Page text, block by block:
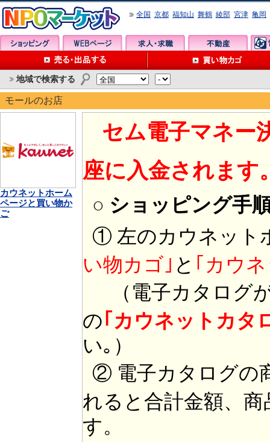
全国 京都 福知山 舞鶴 綾部 宮津 亀岡
地域で検索する
モールのお店
カウネットホーム
ページと買い物か
ご
セム電子マネー
座に入金されます
○ ショッピング手
① 左のカウネット
い物カゴ｣ と ｢カウ
（電子カタログ
の｢カウネットカタ
い｡）
② 電子カタログの
れると合計金額、
す。